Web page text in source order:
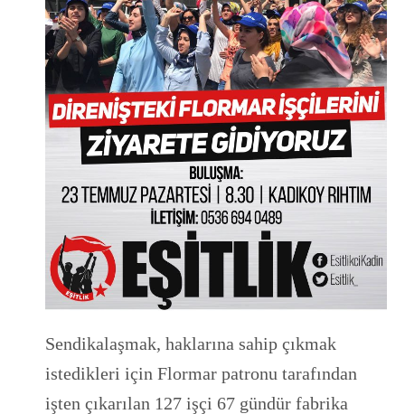
Sendikalaşmak, haklarına sahip çıkmak
istedikleri için Flormar patronu tarafından
işten çıkarılan 127 işçi 67 gündür fabrika